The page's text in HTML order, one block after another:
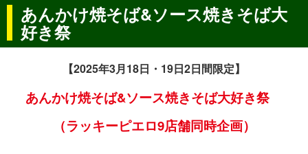
あんかけ焼そば&ソース焼きそば大
好き祭
【2025年3月18日・19日2日間限定】
あんかけ焼そば&ソース焼きそば大好き祭
（ラッキーピエロ9店舗同時企画）